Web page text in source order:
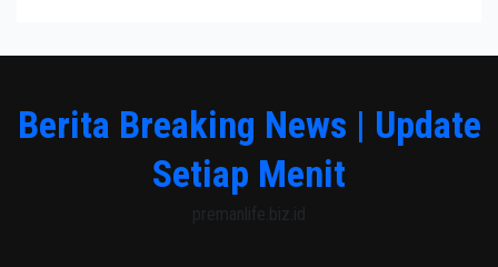
Berita Breaking News | Update
Setiap Menit
premanlife.biz.id